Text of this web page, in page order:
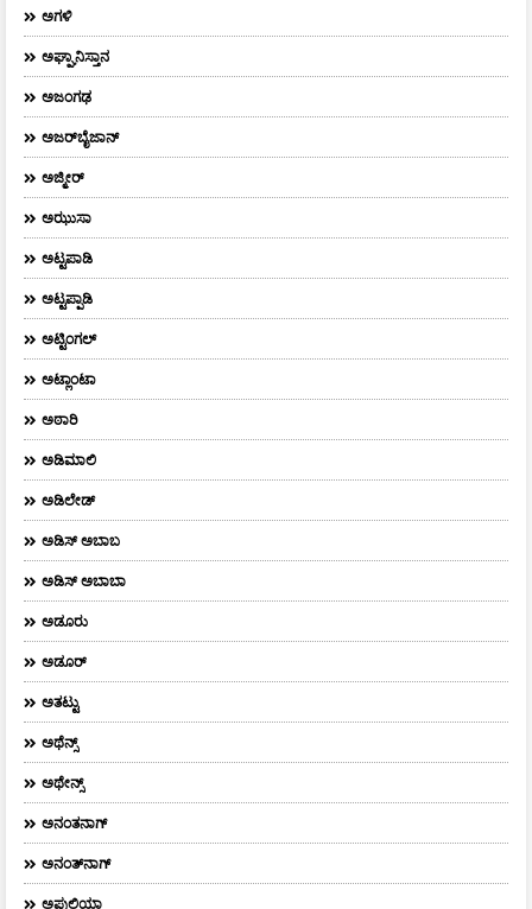
ಅಗಳಿ
ಅಘ್ಘಾನಿಸ್ತಾನ
ಅಜಂಗಢ
ಅಜರ್‌ಬೈಜಾನ್
ಅಜ್ಮೀರ್
ಅಝುಸಾ
ಅಟ್ಟಪಾಡಿ
ಅಟ್ಟಪ್ಪಾಡಿ
ಅಟ್ಟಿಂಗಲ್
ಅಟ್ಲಾಂಟಾ
ಅಠಾರಿ
ಅಡಿಮಾಲಿ
ಅಡಿಲೇಡ್
ಅಡಿಸ್ ಅಬಾಬ
ಅಡಿಸ್ ಅಬಾಬಾ
ಅಡೂರು
ಅಡೂರ್
ಅತಟ್ಟು
ಅಥೆನ್ಸ್
ಅಥೇನ್ಸ್‌
ಅನಂತನಾಗ್
ಅನಂತ್‌ನಾಗ್‌
ಅಪುಲಿಯಾ